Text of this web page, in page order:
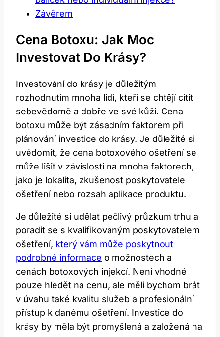
Závěrem
Cena Botoxu: Jak Moc
Investovat Do Krásy?
Investování do krásy je důležitým
rozhodnutím mnoha lidí, kteří se chtějí cítit
sebevědomě a dobře ve své kůži. Cena
botoxu může být zásadním faktorem při
plánování investice do krásy. Je důležité si
uvědomit, že cena botoxového ošetření se
může lišit v závislosti na mnoha faktorech,
jako je lokalita, zkušenost poskytovatele
ošetření nebo rozsah aplikace produktu.
Je důležité si udělat pečlivý průzkum trhu a
poradit se s kvalifikovaným poskytovatelem
ošetření, který vám může poskytnout
podrobné informace o možnostech a
cenách botoxových injekcí. Není vhodné
pouze hledět na cenu, ale měli bychom brát
v úvahu také kvalitu služeb a profesionální
přístup k danému ošetření. Investice do
krásy by měla být promyšlená a založená na